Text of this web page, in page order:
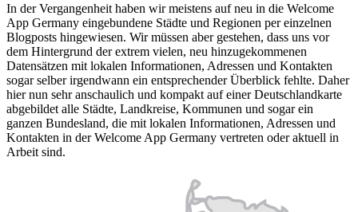
In der Vergangenheit haben wir meistens auf neu in die Welcome
App Germany eingebundene Städte und Regionen per einzelnen
Blogposts hingewiesen. Wir müssen aber gestehen, dass uns vor
dem Hintergrund der extrem vielen, neu hinzugekommenen
Datensätzen mit lokalen Informationen, Adressen und Kontakten
sogar selber irgendwann ein entsprechender Überblick fehlte. Daher
hier nun sehr anschaulich und kompakt auf einer Deutschlandkarte
abgebildet alle Städte, Landkreise, Kommunen und sogar ein
ganzen Bundesland, die mit lokalen Informationen, Adressen und
Kontakten in der Welcome App Germany vertreten oder aktuell in
Arbeit sind.